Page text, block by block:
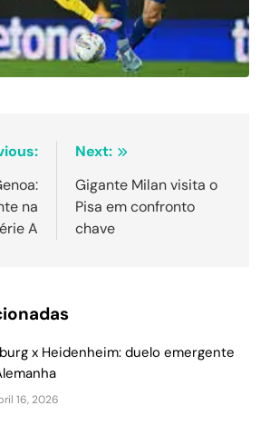
na
A
Next:
Gigante Milan visita o
Pisa em confronto
chave
x Heidenheim: duelo emergente
16, 2026